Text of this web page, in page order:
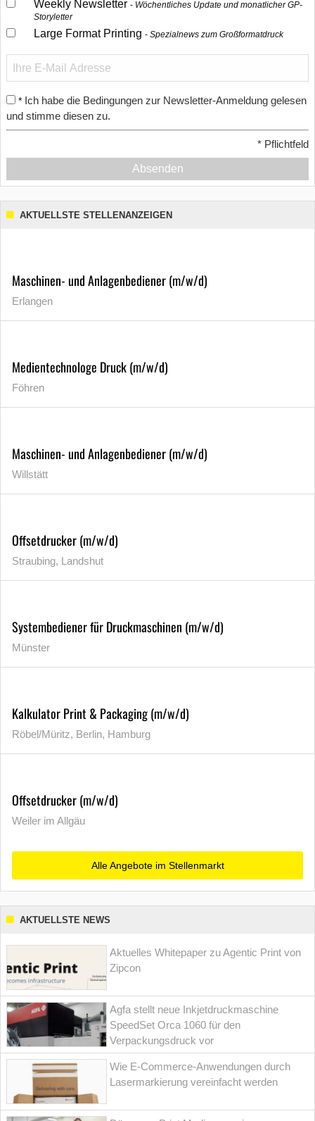
Weekly Newsletter
Wöchentliches Update und monatlicher GP-
Storyletter
Large Format Printing Spezialnews zum Großformatdruck
* Ich habe die Bedingungen zur Newsletter-Anmeldung gelesen
und stimme diesen zu.
* Pflichtfeld
Absenden
AKTUELLSTE STELLENANZEIGEN
Maschinen- und Anlagenbediener (m/w/d)
Erlangen
Medientechnologe Druck (m/w/d)
Föhren
Maschinen- und Anlagenbediener (m/w/d)
Willstätt
Offsetdrucker (m/w/d)
Straubing, Landshut
Systembediener für Druckmaschinen (m/w/d)
Münster
Kalkulator Print & Packaging (m/w/d)
Röbel/Müritz, Berlin, Hamburg
Offsetdrucker (m/w/d)
Weiler im Allgäu
Alle Angebote im Stellenmarkt
AKTUELLSTE NEWS
Aktuelles Whitepaper zu Agentic Print von
Zipcon
Agfa stellt neue Inkjetdruckmaschine
SpeedSet Orca 1060 für den
Verpackungsdruck vor
Wie E-Commerce-Anwendungen durch
Lasermarkierung vereinfacht werden